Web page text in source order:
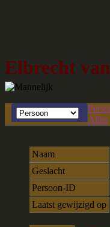
Elbrecht
Alles
Naam
Geslacht
Persoon-ID
Laatst gewijzigd op